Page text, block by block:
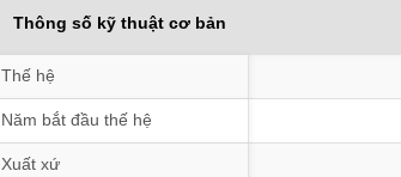
Thông số kỹ thuật cơ bản
Thế hệ
Năm bắt đầu thế hệ
Xuất xứ